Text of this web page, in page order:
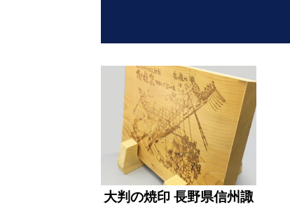
大判の焼印 長野県信州諏